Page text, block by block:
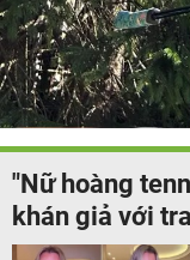
"Nữ hoàng
khán giả với